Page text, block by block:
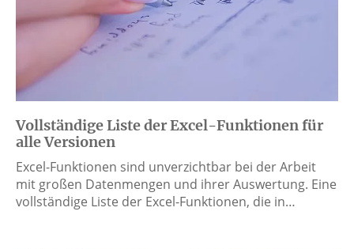
Vollständige Liste der Excel-Funktionen für
alle Versionen
Excel-Funktionen sind unverzichtbar bei der Arbeit
mit großen Datenmengen und ihrer Auswertung. Eine
vollständige Liste der Excel-Funktionen, die in…